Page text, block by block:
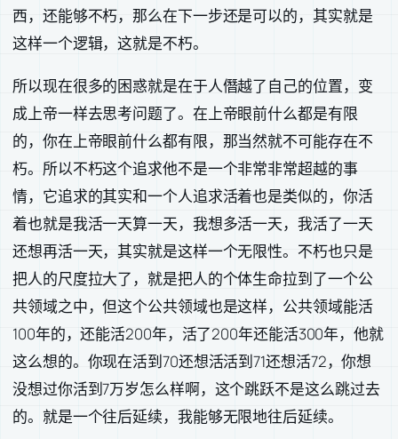
西，还能够不朽，那么在下一步还是可以的，其实就是
这样一个逻辑，这就是不朽。
所以现在很多的困惑就是在于人僭越了自己的位置，变
成上帝一样去思考问题了。在上帝眼前什么都是有限
的，你在上帝眼前什么都有限，那当然就不可能存在不
朽。所以不朽这个追求他不是一个非常非常超越的事
情，它追求的其实和一个人追求活着也是类似的，你活
着也就是我活一天算一天，我想多活一天，我活了一天
还想再活一天，其实就是这样一个无限性。不朽也只是
把人的尺度拉大了，就是把人的个体生命拉到了一个公
共领域之中，但这个公共领域也是这样，公共领域能活
100年的，还能活200年，活了200年还能活300年，他就
这么想的。你现在活到70还想活活到71还想活72，你想
没想过你活到7万岁怎么样啊，这个跳跃不是这么跳过去
的。就是一个往后延续，我能够无限地往后延续。